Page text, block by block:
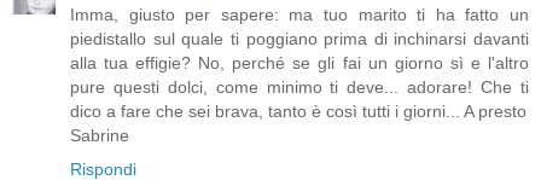
Imma, giusto per sapere: ma tuo marito ti ha fatto un
piedistallo sul quale ti poggiano prima di inchinarsi davanti
alla tua effigie? No, perché se gli fai un giorno sì e l'altro
pure questi dolci, come minimo ti deve... adorare! Che ti
dico a fare che sei brava, tanto è così tutti i giorni... A presto
Sabrine
Rispondi